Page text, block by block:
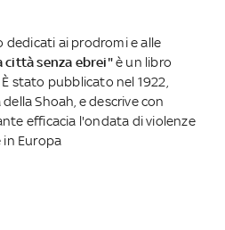
dedicati ai prodromi e alle
città senza ebrei"è un libro
È stato pubblicato nel 1922,
Shoah, e descrive con
efficacia l'ondata di violenze
Europa